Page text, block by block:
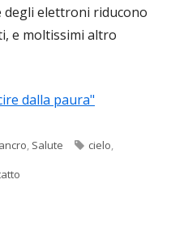
degli elettroni riducono
e moltissimi altro
dalla paura"
, Salute Tag
cielo,